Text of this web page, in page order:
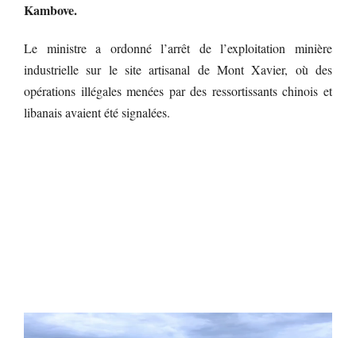
Kambove.
Le ministre a ordonné l’arrêt de l’exploitation minière
industrielle sur le site artisanal de Mont Xavier, où des
opérations illégales menées par des ressortissants chinois et
libanais avaient été signalées.